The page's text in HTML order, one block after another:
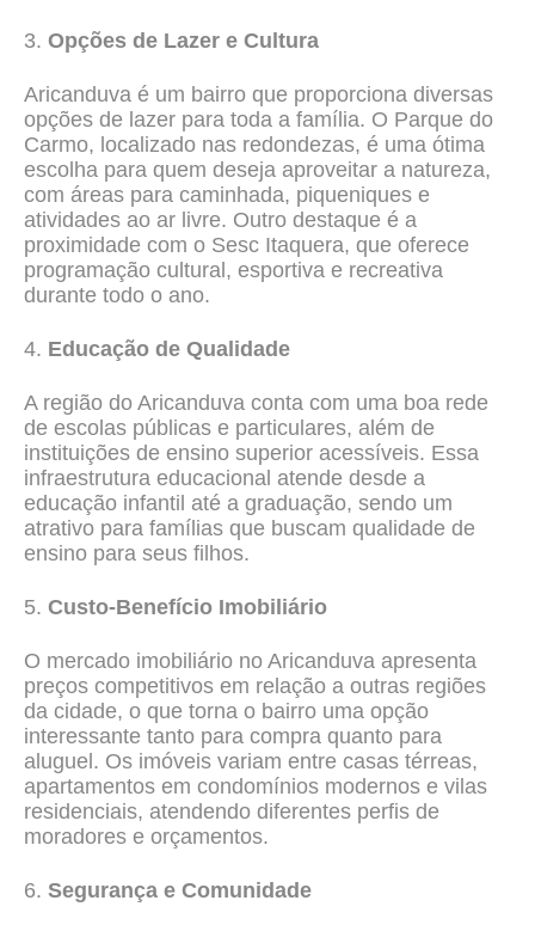
3. Opções de Lazer e Cultura
Aricanduva é um bairro que proporciona diversas
opções de lazer para toda a família. O Parque do
Carmo, localizado nas redondezas, é uma ótima
escolha para quem deseja aproveitar a natureza,
com áreas para caminhada, piqueniques e
atividades ao ar livre. Outro destaque é a
proximidade com o Sesc Itaquera, que oferece
programação cultural, esportiva e recreativa
durante todo o ano.
4. Educação de Qualidade
A região do Aricanduva conta com uma boa rede
de escolas públicas e particulares, além de
instituições de ensino superior acessíveis. Essa
infraestrutura educacional atende desde a
educação infantil até a graduação, sendo um
atrativo para famílias que buscam qualidade de
ensino para seus filhos.
5. Custo-Benefício Imobiliário
O mercado imobiliário no Aricanduva apresenta
preços competitivos em relação a outras regiões
da cidade, o que torna o bairro uma opção
interessante tanto para compra quanto para
aluguel. Os imóveis variam entre casas térreas,
apartamentos em condomínios modernos e vilas
residenciais, atendendo diferentes perfis de
moradores e orçamentos.
6. Segurança e Comunidade